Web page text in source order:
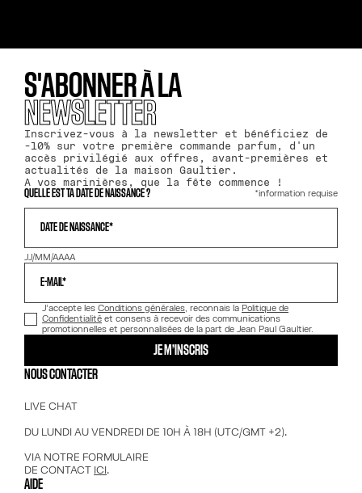
S'ABONNER À LA
NEWSLETTER
Inscrivez-vous à la newsletter et bénéficiez de
-10% sur votre première commande parfum, d'un
accès privilégié aux offres, avant-premières et
actualités de la maison Gaultier.
A vos marinières, que la fête commence !
QUELLE EST TA DATE DE NAISSANCE ? *information requise
DATE DE NAISSANCE*
JJ/MM/AAAA
E-MAIL*
J’accepte les Conditions générales, reconnais la Politique de
Confidentialité et consens à recevoir des communications
promotionnelles et personnalisées de la part de Jean Paul Gaultier.
JE M’INSCRIS
NOUS CONTACTER
LIVE CHAT
DU LUNDI AU VENDREDI DE 10H À 18H (UTC/GMT +2).
VIA NOTRE FORMULAIRE
DE CONTACT ICI.
AIDE